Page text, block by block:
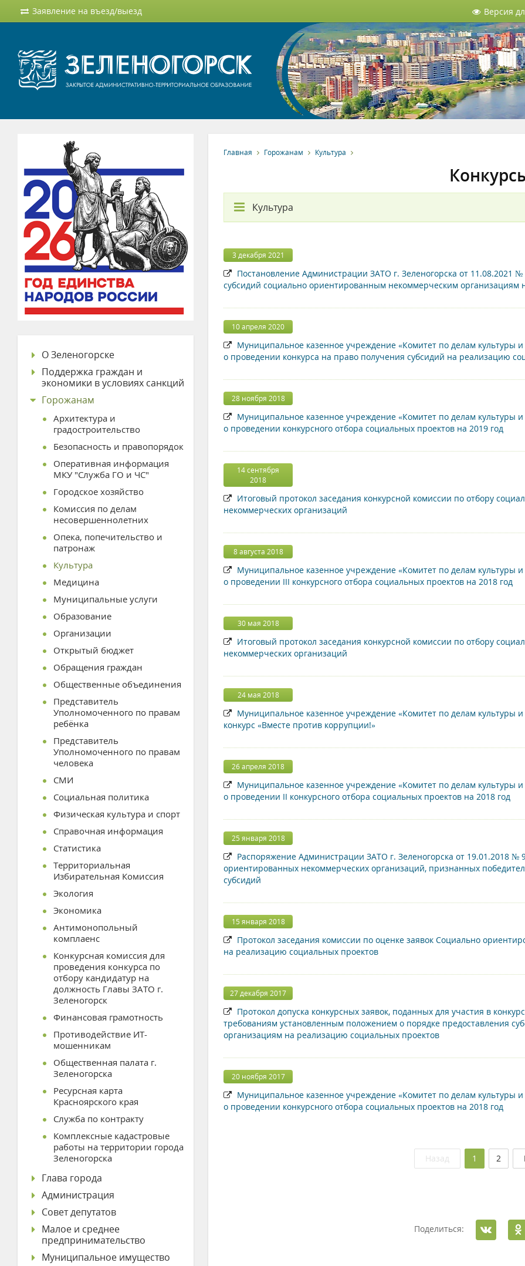
Заявление на въезд/выезд Версия
Главная Горожанам Культура
Культура
3 декабря 2021
Постановление Администрации ЗАТО г. Зеленогорска от 11.08.2021
субсидий социально ориентированным некоммерческим организациям
10 апреля 2020
Муниципальное казенное учреждение «Комитет по делам культуры
о проведении конкурса на право получения субсидий на реализацию
28 ноября 2018
Муниципальное казенное учреждение «Комитет по делам культуры
о проведении конкурсного отбора социальных проектов на 2019 год
14 сентября
2018
Итоговый протокол заседания конкурсной комиссии по отбору
некоммерческих организаций
8 августа 2018
Муниципальное казенное учреждение «Комитет по делам культуры
о проведении III конкурсного отбора социальных проектов на 2018 год
30 мая 2018
Итоговый протокол заседания конкурсной комиссии по отбору
некоммерческих организаций
24 мая 2018
Муниципальное казенное учреждение «Комитет по делам культуры
конкурс «Вместе против коррупции!»
26 апреля 2018
Муниципальное казенное учреждение «Комитет по делам культуры
о проведении II конкурсного отбора социальных проектов на 2018 год
25 января 2018
Распоряжение Администрации ЗАТО г. Зеленогорска от 19.01.2018 №
ориентированных некоммерческих организаций, признанных
субсидий
15 января 2018
Протокол заседания комиссии по оценке заявок Социально
на реализацию социальных проектов
27 декабря 2017
Протокол допуска конкурсных заявок, поданных для участия в
требованиям установленным положением о порядке предоставления
организациям на реализацию социальных проектов
20 ноября 2017
Муниципальное казенное учреждение «Комитет по делам культуры
о проведении конкурсного отбора социальных проектов на 2018 год
Назад 1 (текущая)
2
Поделиться:
О Зеленогорске
Поддержка граждан и
экономики в условиях санкций
Горожанам
Архитектура и
градостроительство
Безопасность и правопорядок
Оперативная информация
МКУ "Служба ГО и ЧС"
Городское хозяйство
Комиссия по делам
несовершеннолетних
Опека, попечительство и
патронаж
Культура
Медицина
Муниципальные услуги
Образование
Организации
Открытый бюджет
Обращения граждан
Общественные объединения
Представитель
Уполномоченного по правам
ребёнка
Представитель
Уполномоченного по правам
человека
СМИ
Социальная политика
Физическая культура и спорт
Справочная информация
Статистика
Территориальная
Избирательная Комиссия
Экология
Экономика
Антимонопольный
комплаенс
Конкурсная комиссия для
проведения конкурса по
отбору кандидатур на
должность Главы ЗАТО г.
Зеленогорск
Финансовая грамотность
Противодействие ИТ-
мошенникам
Общественная палата г.
Зеленогорска
Ресурсная карта
Красноярского края
Служба по контракту
Комплексные кадастровые
работы на территории города
Зеленогорска
Глава города
Администрация
Совет депутатов
Малое и среднее
предпринимательство
Муниципальное имущество